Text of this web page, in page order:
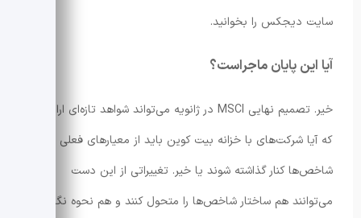
سایت دیجکس را بخوانید.
آیا این پایان ماجراست؟
خیر. تصمیم نهایی MSCI در ژانویه می‌تواند شواهد تازه‌ای ارائه کند
که آیا شرکت‌های با خزانه بیت کوین باید از معیارهای فعلی
شاخص‌ها کنار گذاشته شوند یا خیر. تغییراتی از این دست
می‌توانند هم ساختار شاخص‌ها را متحول کنند و هم نحوه نگهداری